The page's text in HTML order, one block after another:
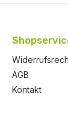
AGB
Kontakt